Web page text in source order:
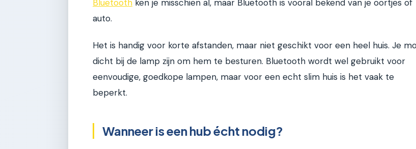
Bluetooth ken je misschien al, maar Bluetooth is vooral bekend van je oortjes of
auto.
Het is handig voor korte afstanden, maar niet geschikt voor een heel huis. Je
dicht bij de lamp zijn om hem te besturen. Bluetooth wordt wel gebruikt voor
eenvoudige, goedkope lampen, maar voor een echt slim huis is het vaak te
beperkt.
Wanneer is een hub écht nodig?